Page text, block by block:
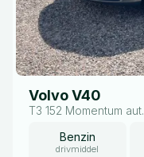
Volvo V40
T3 152 Momentum aut.
Benzin
drivmiddel